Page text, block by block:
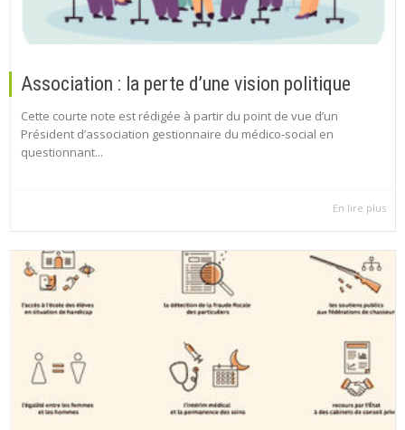
Association : la perte d’une vision politique
Cette courte note est rédigée à partir du point de vue d’un
Président d’association gestionnaire du médico-social en
questionnant...
En lire plus